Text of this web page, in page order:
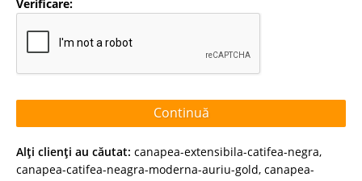
Verificare:
Continuă
Alţi clienţi au căutat: canapea-extensibila-catifea-negra,
canapea-catifea-neagra-moderna-auriu-gold, canapea-